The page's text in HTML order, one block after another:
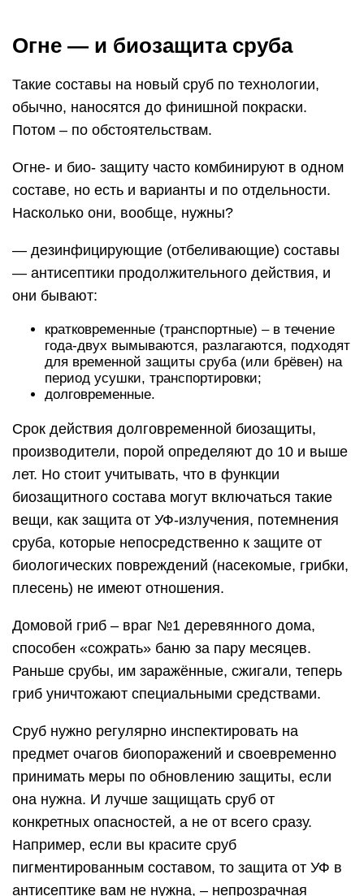
Огне — и биозащита сруба
Такие составы на новый сруб по технологии,
обычно, наносятся до финишной покраски.
Потом – по обстоятельствам.
Огне- и био- защиту часто комбинируют в одном
составе, но есть и варианты и по отдельности.
Насколько они, вообще, нужны?
— дезинфицирующие (отбеливающие) составы
— антисептики продолжительного действия, и
они бывают:
кратковременные (транспортные) – в течение
года-двух вымываются, разлагаются, подходят
для временной защиты сруба (или брёвен) на
период усушки, транспортировки;
долговременные.
Срок действия долговременной биозащиты,
производители, порой определяют до 10 и выше
лет. Но стоит учитывать, что в функции
биозащитного состава могут включаться такие
вещи, как защита от УФ-излучения, потемнения
сруба, которые непосредственно к защите от
биологических повреждений (насекомые, грибки,
плесень) не имеют отношения.
Домовой гриб – враг №1 деревянного дома,
способен «сожрать» баню за пару месяцев.
Раньше срубы, им заражённые, сжигали, теперь
гриб уничтожают специальными средствами.
Сруб нужно регулярно инспектировать на
предмет очагов биопоражений и своевременно
принимать меры по обновлению защиты, если
она нужна. И лучше защищать сруб от
конкретных опасностей, а не от всего сразу.
Например, если вы красите сруб
пигментированным составом, то защита от УФ в
антисептике вам не нужна, – непрозрачная